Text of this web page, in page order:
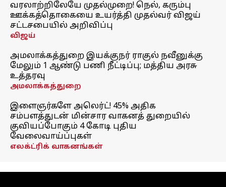
வரலாற்றிலேயே முதல்முறை! நெல், கரும்பு
ஊக்கத்தொகையை உயர்த்தி முதல்வர் விஜய்
சட்டசபையில் அறிவிப்பு
விஜய்
அமலாக்கத்துறை இயக்குநர் ராகுல் நவீனுக்கு
மேலும் 1 ஆண்டு பணி நீட்டிப்பு; மத்திய அரசு
உத்தரவு
அமலாக்கத்துறை
இளைஞர்களே அலெர்ட்! 45% அதிக
சம்பளத்துடன் மின்சார வாகனத் துறையில்
குவியப்போகும் 4 கோடி புதிய
வேலைவாய்ப்புகள்
எலக்ட்ரிக் வாகனங்கள்